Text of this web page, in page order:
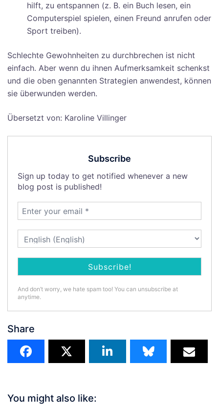
hilft, zu entspannen (z. B. ein Buch lesen, ein
Computerspiel spielen, einen Freund anrufen oder
Sport treiben).
Schlechte Gewohnheiten zu durchbrechen ist nicht
einfach. Aber wenn du ihnen Aufmerksamkeit schenkst
und die oben genannten Strategien anwendest, können
sie überwunden werden.
Übersetzt von: Karoline Villinger
Subscribe
Sign up today to get notified whenever a new
blog post is published!
And don’t worry, we hate spam too! You can unsubscribe at
anytime.
Share
You might also like: